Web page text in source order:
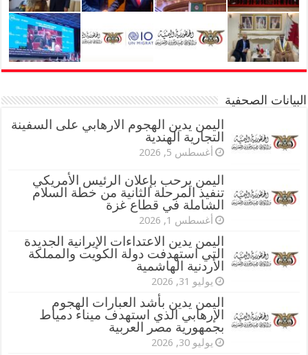
البيانات الصحفية
اليمن يدين الهجوم الارهابي على السفينة
التجارية الهندية
أغسطس 5, 2026
اليمن يرحب بإعلان الرئيس الأمريكي
تنفيذ المرحلة الثانية من خطة السلام
الشاملة في قطاع غزة
أغسطس 1, 2026
اليمن يدين الاعتداءات الإيرانية الجديدة
التي استهدفت دولة الكويت والمملكة
الأردنية الهاشمية
يوليو 31, 2026
اليمن يدين بأشد العبارات الهجوم
الإرهابي الذي استهدف ميناء دمياط
بجمهورية مصر العربية
يوليو 30, 2026